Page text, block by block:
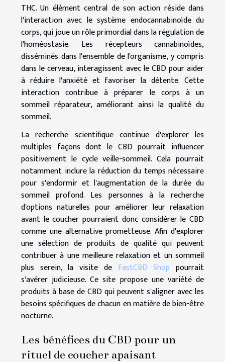
THC. Un élément central de son action réside dans
l'interaction avec le système endocannabinoïde du
corps, qui joue un rôle primordial dans la régulation de
l'homéostasie. Les récepteurs cannabinoïdes,
disséminés dans l'ensemble de l'organisme, y compris
dans le cerveau, interagissent avec le CBD pour aider
à réduire l'anxiété et favoriser la détente. Cette
interaction contribue à préparer le corps à un
sommeil réparateur, améliorant ainsi la qualité du
sommeil.
La recherche scientifique continue d'explorer les
multiples façons dont le CBD pourrait influencer
positivement le cycle veille-sommeil. Cela pourrait
notamment inclure la réduction du temps nécessaire
pour s'endormir et l'augmentation de la durée du
sommeil profond. Les personnes à la recherche
d'options naturelles pour améliorer leur relaxation
avant le coucher pourraient donc considérer le CBD
comme une alternative prometteuse. Afin d'explorer
une sélection de produits de qualité qui peuvent
contribuer à une meilleure relaxation et un sommeil
plus serein, la visite de FastCBD Shop pourrait
s'avérer judicieuse. Ce site propose une variété de
produits à base de CBD qui peuvent s'aligner avec les
besoins spécifiques de chacun en matière de bien-être
nocturne.
Les bénéfices du CBD pour un
rituel de coucher apaisant